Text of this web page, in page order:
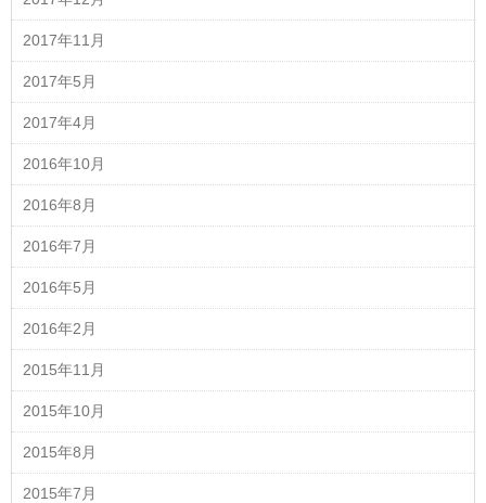
2017年11月
2017年5月
2017年4月
2016年10月
2016年8月
2016年7月
2016年5月
2016年2月
2015年11月
2015年10月
2015年8月
2015年7月